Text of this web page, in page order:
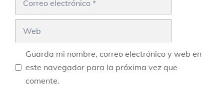
Guarda mi nombre, correo electrónico y web en
este navegador para la próxima vez que
comente.